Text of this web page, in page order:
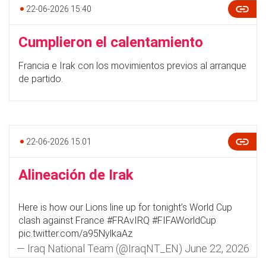
22-06-2026 15:40
Cumplieron el calentamiento
Francia e Irak con los movimientos previos al arranque
de partido.
22-06-2026 15:01
Alineación de Irak
Here is how our Lions line up for tonight’s World Cup
clash against France #FRAvIRQ #FIFAWorldCup
pic.twitter.com/a95NylkaAz
— Iraq National Team (@IraqNT_EN) June 22, 2026